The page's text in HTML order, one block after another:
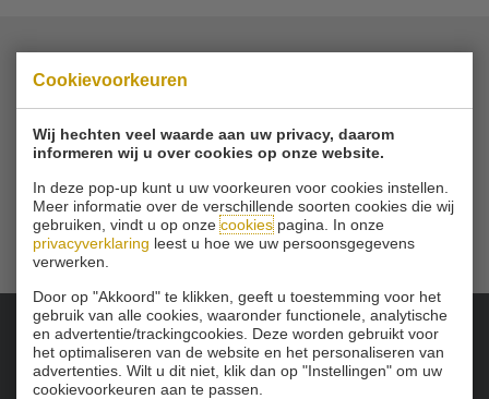
Cookievoorkeuren
Wij hechten veel waarde aan uw privacy, daarom
informeren wij u over cookies op onze website.
In deze pop-up kunt u uw voorkeuren voor cookies instellen.
Meer informatie over de verschillende soorten cookies die wij
gebruiken, vindt u op onzecookiespagina. In onze
privacyverklaring leest u hoe we uw persoonsgegevens
verwerken.
Door op "Akkoord" te klikken, geeft u toestemming voor het
gebruik van alle cookies, waaronder functionele, analytische
en advertentie/trackingcookies. Deze worden gebruikt voor
het optimaliseren van de website en het personaliseren van
advertenties. Wilt u dit niet, klik dan op "Instellingen" om uw
cookievoorkeuren aan te passen.
© 2026 Golfbaan Schinkelshoek
Zuidbuurt 79 - 3132 KA Vlaardingen|
010 - 460 21 39
Email info@golfbaanschinkelshoek.nl
Onze sponsoren: